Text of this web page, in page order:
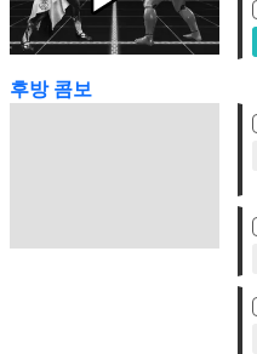
후방 콤보